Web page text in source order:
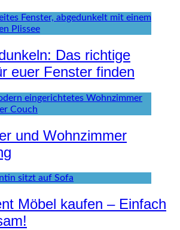
Das richtige
euer Fenster finden
und Wohnzimmer
Möbel kaufen – Einfach